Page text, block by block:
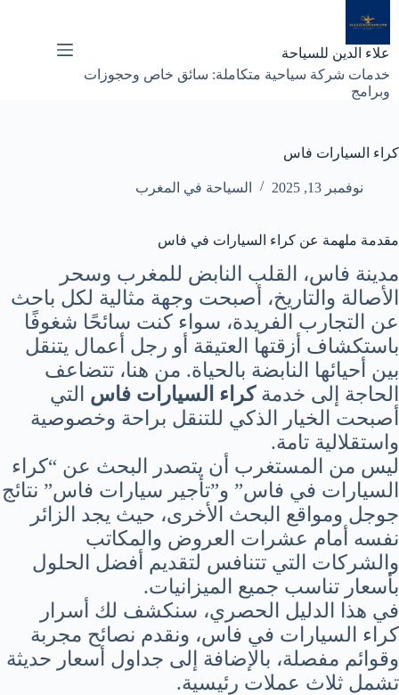
إلى
المحتوى
علاء الدين للسياحة
خدمات شركة سياحية متكاملة: سائق خاص وحجوزات
وبرامج
كراء السيارات فاس
نوفمبر 13, 2025 السياحة في المغرب
مقدمة ملهمة عن كراء السيارات في فاس
مدينة فاس، القلب النابض للمغرب وسحر
الأصالة والتاريخ، أصبحت وجهة مثالية لكل باحث
عن التجارب الفريدة، سواء كنت سائحًا شغوفًا
باستكشاف أزقتها العتيقة أو رجل أعمال يتنقل
بين أحيائها النابضة بالحياة. من هنا، تتضاعف
الحاجة إلى خدمةكراء السيارات فاس التي
أصبحت الخيار الذكي للتنقل براحة وخصوصية
واستقلالية تامة.
ليس من المستغرب أن يتصدر البحث عن “كراء
السيارات في فاس” و”تأجير سيارات فاس” نتائج
جوجل ومواقع البحث الأخرى، حيث يجد الزائر
نفسه أمام عشرات العروض والمكاتب
والشركات التي تتنافس لتقديم أفضل الحلول
بأسعار تناسب جميع الميزانيات.
في هذا الدليل الحصري، سنكشف لك أسرار
كراء السيارات في فاس، ونقدم نصائح مجربة
وقوائم مفصلة، بالإضافة إلى جداول أسعار حديثة
تشمل ثلاث عملات رئيسية.